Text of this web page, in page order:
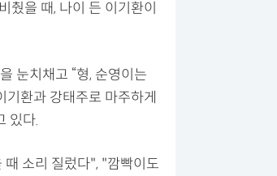
췄을 때, 나이 든 이기환이
눈치채고 “형, 순영이는
환과 강태주로 마주하게
있다.
소리 질렀다", "깜빡이도